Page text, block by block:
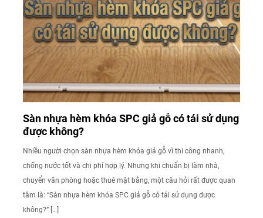
Sàn nhựa hèm khóa SPC giả gỗ có tái sử dụng
được không?
Nhiều người chọn sàn nhựa hèm khóa giả gỗ vì thi công nhanh,
chống nước tốt và chi phí hợp lý. Nhưng khi chuẩn bị làm nhà,
chuyển văn phòng hoặc thuê mặt bằng, một câu hỏi rất được quan
tâm là: “Sàn nhựa hèm khóa SPC giả gỗ có tái sử dụng được
không?” […]